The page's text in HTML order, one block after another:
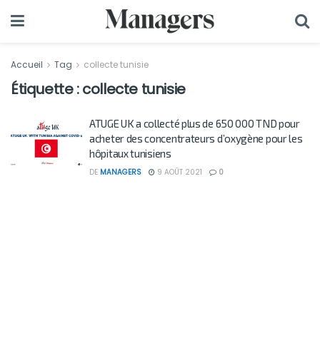
Accueil Tag collecte tunisie
Étiquette :collecte tunisie
ATUGE UK a collecté plus de 650 000 TND pour
acheter des concentrateurs d’oxygène pour les
hôpitaux tunisiens
DE MANAGERS 9 AOÛT 2021 0